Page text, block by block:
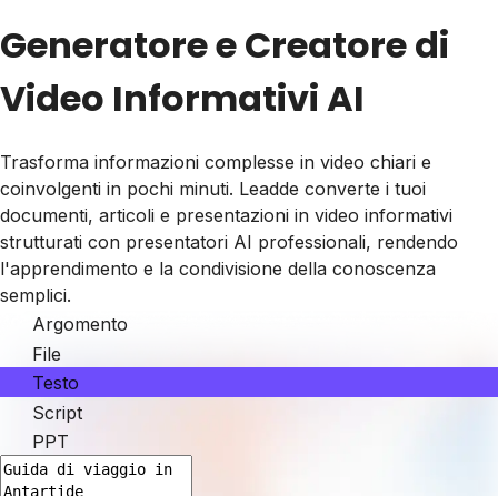
Generatore e Creatore di
Video Informativi AI
Trasforma informazioni complesse in video chiari e
coinvolgenti in pochi minuti. Leadde converte i tuoi
documenti, articoli e presentazioni in video informativi
strutturati con presentatori AI professionali, rendendo
l'apprendimento e la condivisione della conoscenza
semplici.
Argomento
File
Testo
Script
PPT